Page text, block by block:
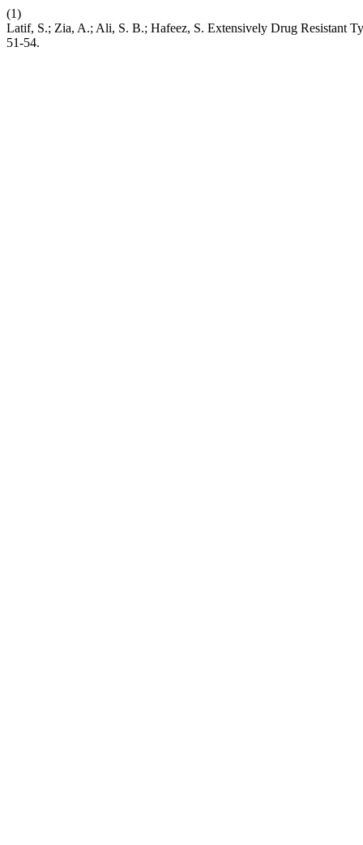
(1)
Latif, S.; Zia, A.; Ali, S. B.; Hafeez, S. Extensively Drug Resistant
51-54.